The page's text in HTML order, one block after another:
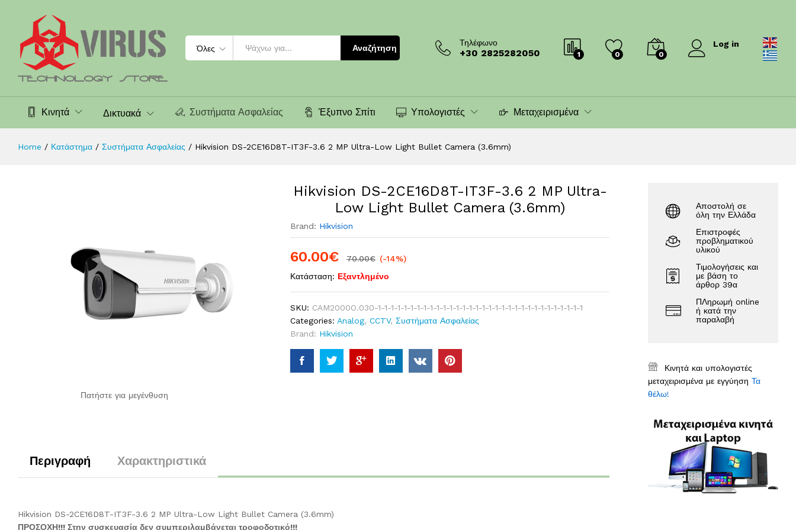
Όλες Αναζήτηση
Τηλέφωνο
+30 2825282050 1 0 0
Log in
Κινητά Δικτυακά Συστήματα Ασφαλείας Έξυπνο Σπίτι Υπολογιστές Μεταχειρισμένα
Home / Κατάστημα / Συστήματα Ασφαλείας / Hikvision DS-2CE16D8T-IT3F-3.6 2 MP Ultra-Low Light Bullet Camera (3.6mm)
Πατήστε για μεγένθυση
Hikvision DS-2CE16D8T-IT3F-3.6 2 MP Ultra-
Low Light Bullet Camera (3.6mm)
Brand: Hikvision
60.00€ 70.00€ (-14%)
Κατάσταση: Εξαντλημένο
SKU: CAM2000O.030-1-1-1-1-1-1-1-1-1-1-1-1-1-1-1-1-1-1-1-1-1-1-1-1-1-1-1-1-1-1-1-1
Categories: Analog, CCTV, Συστήματα Ασφαλείας
Brand: Hikvision
Περιγραφή Χαρακτηριστικά
Hikvision DS-2CE16D8T-IT3F-3.6 2 MP Ultra-Low Light Bullet Camera (3.6mm)
ΠΡΟΣΟΧΗ!!! Στην συσκευασία δεν συμπεριλαμβάνεται τροφοδοτικό!!!
Αποστολή σε
όλη την Ελλάδα
Επιστροφές
προβληματικού
υλικού
Τιμολογήσεις και
με βάση το
άρθορ 39α
ΠΛηρωμή online
ή κατά την
παραλαβή
Κινητά και υπολογιστές
μεταχειρισμένα με εγγύησηΤα
θέλω!
Περιγραφή